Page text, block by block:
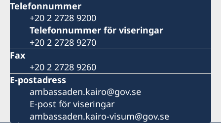
Telefonnummer
+20 2 2728 9200
Telefonnummer för viseringar
+20 2 2728 9270
Fax
+20 2 2728 9260
E-postadress
ambassaden.kairo@gov.se
E-post för viseringar
ambassaden.kairo-visum@gov.se